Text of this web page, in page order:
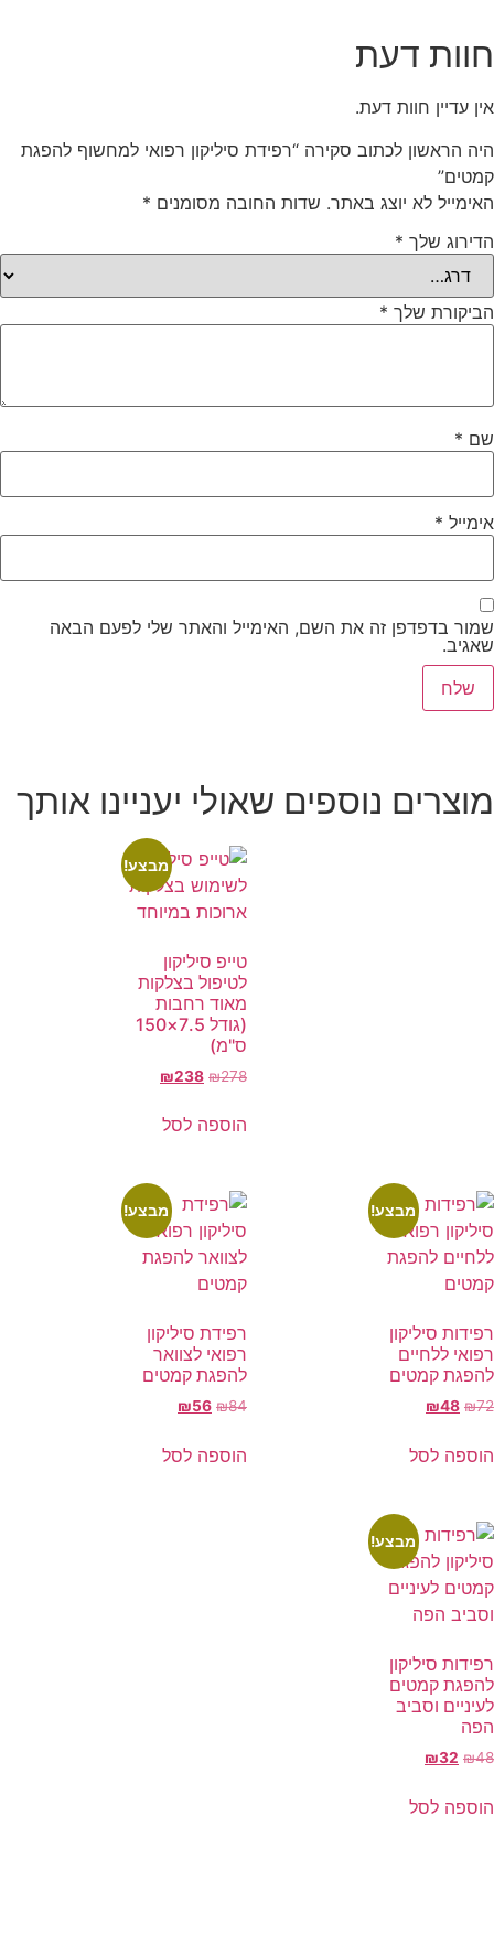
חוות דעת
אין עדיין חוות דעת.
היה הראשון לכתוב סקירה “רפידת סיליקון רפואי למחשוף להפגת
קמטים”
האימייל לא יוצג באתר. שדות החובה מסומנים *
הדירוג שלך *
הביקורת שלך *
שם *
אימייל *
שמור בדפדפן זה את השם, האימייל והאתר שלי לפעם הבאה
שאגיב.
מוצרים נוספים שאולי יעניינו אותך
מבצע!
טייפ סיליקון
לטיפול בצלקות
מאוד רחבות
(גודל 7.5×150
ס"מ)
₪278
₪238
הוספה לסל
מבצע!
רפידות סיליקון
רפואי ללחיים
להפגת קמטים
₪72
₪48
הוספה לסל
מבצע!
רפידת סיליקון
רפואי לצוואר
להפגת קמטים
₪84
₪56
הוספה לסל
מבצע!
רפידות סיליקון
להפגת קמטים
לעיניים וסביב
הפה
₪48
₪32
הוספה לסל